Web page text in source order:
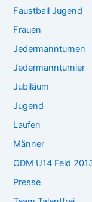
Faustball Jugend
Frauen
Jedermannturnen
Jedermannturnier
Jubiläum
Jugend
Laufen
Männer
ODM U14 Feld
Presse